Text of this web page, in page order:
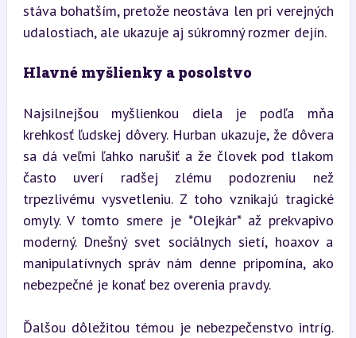
stáva bohatším, pretože neostáva len pri verejných
udalostiach, ale ukazuje aj súkromný rozmer dejín.
Hlavné myšlienky a posolstvo
Najsilnejšou myšlienkou diela je podľa mňa
krehkosť ľudskej dôvery. Hurban ukazuje, že dôvera
sa dá veľmi ľahko narušiť a že človek pod tlakom
často uverí radšej zlému podozreniu než
trpezlivému vysvetleniu. Z toho vznikajú tragické
omyly. V tomto smere je *Olejkár* až prekvapivo
moderný. Dnešný svet sociálnych sietí, hoaxov a
manipulatívnych správ nám denne pripomína, ako
nebezpečné je konať bez overenia pravdy.
Ďalšou dôležitou témou je nebezpečenstvo intríg.